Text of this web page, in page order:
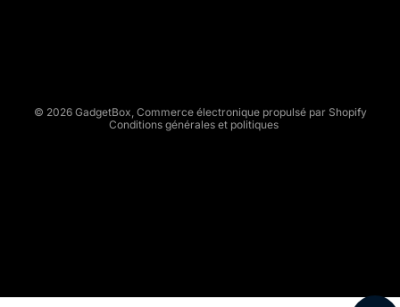
© 2026 GadgetBox, Commerce électronique propulsé par Shopify
Conditions générales et politiques